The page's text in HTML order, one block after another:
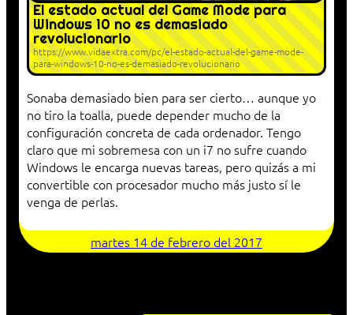
El estado actual del Game Mode para
Windows 10 no es demasiado
revolucionario
https://www.vidaextra.com/pc/el-estado-actual-del-game-mode-
para-windows-10-no-es-demasiado-revolucionario
Sonaba demasiado bien para ser cierto… aunque yo
no tiro la toalla, puede depender mucho de la
configuración concreta de cada ordenador. Tengo
claro que mi sobremesa con un i7 no sufre cuando
Windows le encarga nuevas tareas, pero quizás a mi
convertible con procesador mucho más justo sí le
venga de perlas.
martes 14 de febrero del 2017